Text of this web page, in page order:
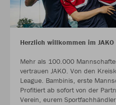
Herzlich willkommen im JAKO
Mehr als 100.000
vertrauen JAKO. Von den
League. Bambinis, erste
Profitiert ab sofort von der
Verein, eurem